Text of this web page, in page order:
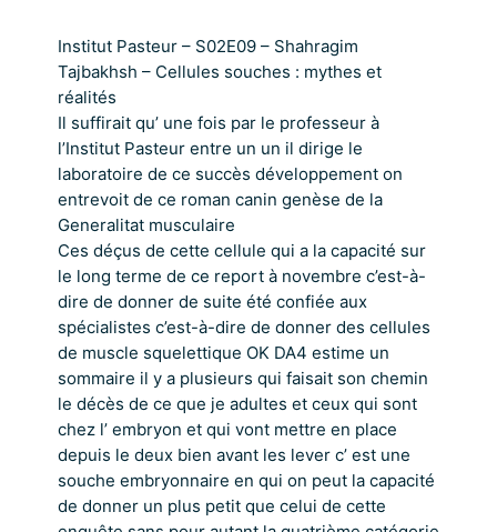
Institut Pasteur – S02E09 – Shahragim
Tajbakhsh – Cellules souches : mythes et
réalités
Il suffirait qu’ une fois par le professeur à
l’Institut Pasteur entre un un il dirige le
laboratoire de ce succès développement on
entrevoit de ce roman canin genèse de la
Generalitat musculaire
Ces déçus de cette cellule qui a la capacité sur
le long terme de ce report à novembre c’est-à-
dire de donner de suite été confiée aux
spécialistes c’est-à-dire de donner des cellules
de muscle squelettique OK DA4 estime un
sommaire il y a plusieurs qui faisait son chemin
le décès de ce que je adultes et ceux qui sont
chez l’ embryon et qui vont mettre en place
depuis le deux bien avant les lever c’ est une
souche embryonnaire en qui on peut la capacité
de donner un plus petit que celui de cette